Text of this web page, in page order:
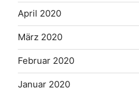
April 2020
März 2020
Februar 2020
Januar 2020